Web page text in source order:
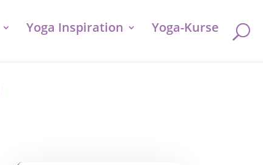
Yoga Inspiration Yoga-Kurse